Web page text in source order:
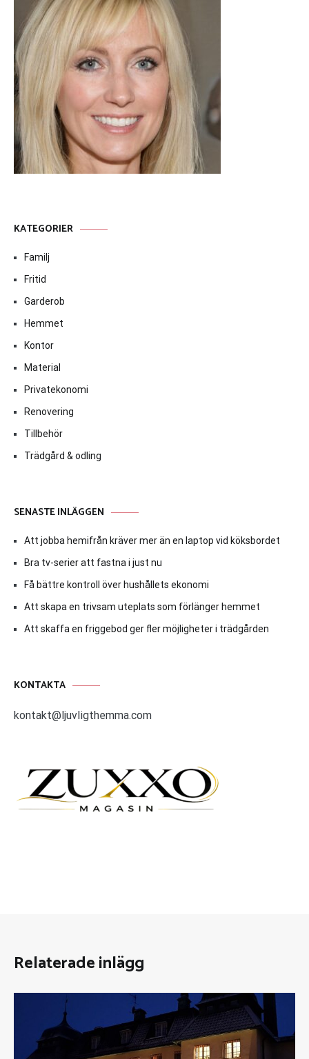
KATEGORIER
Familj
Fritid
Garderob
Hemmet
Kontor
Material
Privatekonomi
Renovering
Tillbehör
Trädgård & odling
SENASTE INLÄGGEN
Att jobba hemifrån kräver mer än en laptop vid köksbordet
Bra tv-serier att fastna i just nu
Få bättre kontroll över hushållets ekonomi
Att skapa en trivsam uteplats som förlänger hemmet
Att skaffa en friggebod ger fler möjligheter i trädgården
KONTAKTA
kontakt@ljuvligthemma.com
Relaterade inlägg